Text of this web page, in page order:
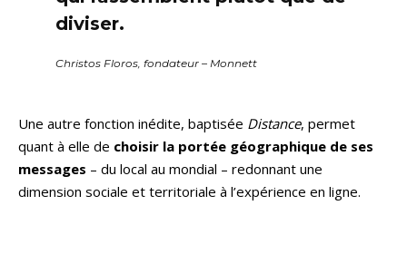
diviser.
Christos Floros, fondateur – Monnett
Une autre fonction inédite, baptisée Distance, permet
quant à elle de choisir la portée géographique de ses
messages – du local au mondial – redonnant une
dimension sociale et territoriale à l’expérience en ligne.